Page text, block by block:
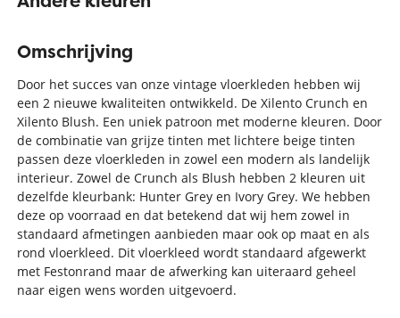
Omschrijving
Door het succes van onze vintage vloerkleden hebben wij
een 2 nieuwe kwaliteiten ontwikkeld. De Xilento Crunch en
Xilento Blush. Een uniek patroon met moderne kleuren. Door
de combinatie van grijze tinten met lichtere beige tinten
passen deze vloerkleden in zowel een modern als landelijk
interieur. Zowel de Crunch als Blush hebben 2 kleuren uit
dezelfde kleurbank: Hunter Grey en Ivory Grey. We hebben
deze op voorraad en dat betekend dat wij hem zowel in
standaard afmetingen aanbieden maar ook op maat en als
rond vloerkleed. Dit vloerkleed wordt standaard afgewerkt
met Festonrand maar de afwerking kan uiteraard geheel
naar eigen wens worden uitgevoerd.